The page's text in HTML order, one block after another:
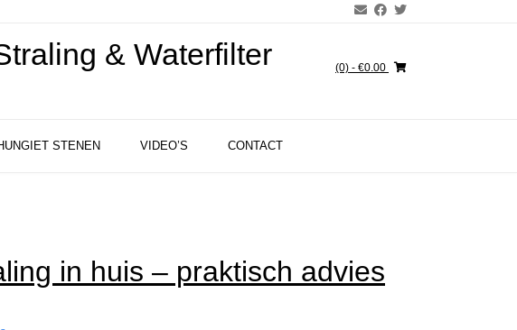
& Waterfilter (0) - €0.00
STENEN VIDEO’S CONTACT
in huis – praktisch advies